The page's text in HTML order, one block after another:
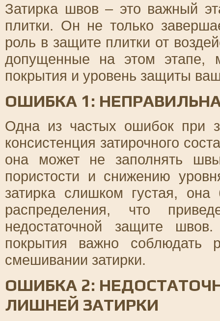
Затирка швов – это важный
плитки. Он не только
роль в защите плитки от
допущенные на этом этапе,
покрытия и уровень защиты
ОШИБКА 1:
Одна из частых ошибок при
консистенция затирочного
она может не заполнять
пористости и снижению
затирка слишком густая, она
распределения, что
недостаточной защите
покрытия важно соблюдать
смешивании затирки.
ОШИБКА 2:
ЛИШНЕЙ ЗАТИРКИ